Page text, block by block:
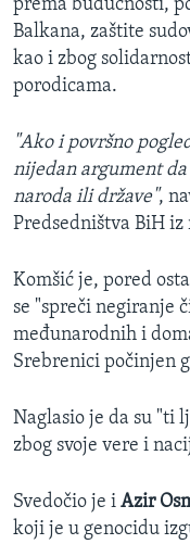
prema budućnosti,
Balkana, zaštite
kao i zbog
porodicama.
"Ako i površno
nijedan argument
naroda ili države",
Predsedništva BiH
Komšić je, pored
se "spreči negiranje
međunarodnih i
Srebrenici počinjen
Naglasio je da su "ti
zbog svoje vere i
Svedočio je i Azir
koji je u genocidu